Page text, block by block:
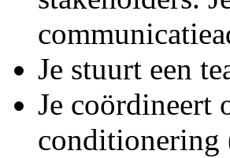
Je stuurt een
Je coördineert
conditionering